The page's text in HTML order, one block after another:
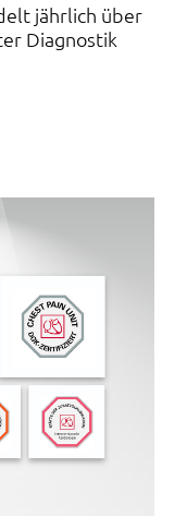
jährlich über
Diagnostik